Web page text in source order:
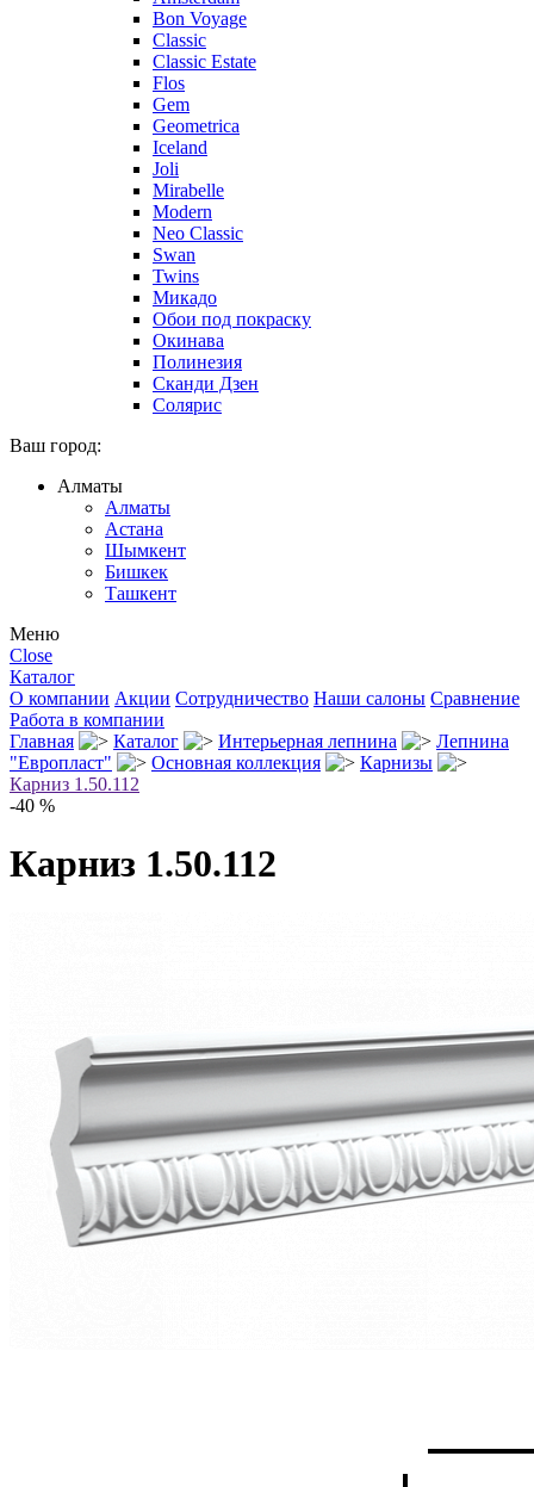
Bon Voyage
Classic
Classic Estate
Flos
Gem
Geometrica
Iceland
Joli
Mirabelle
Modern
Neo Classic
Swan
Twins
Микадо
Обои под покраску
Окинава
Полинезия
Сканди Дзен
Солярис
Ваш город:
Алматы
Алматы
Астана
Шымкент
Бишкек
Ташкент
Меню
Close
Каталог
О компании Акции Сотрудничество Наши салоны Сравнение
Работа в компании
Главная
Каталог Интерьерная лепнина
Лепнина
"Европласт"
Основная коллекция
Карнизы
Карниз 1.50.112
-40 %
Карниз 1.50.112